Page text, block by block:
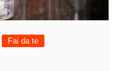
Fai da te